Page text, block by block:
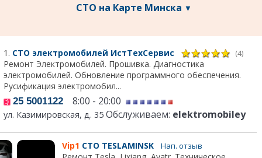
СТО на Карте Минска ▼
1. СТО электромобилей ИстТехСервис (4)
Ремонт Электромобилей. Прошивка. Диагностика
электромобилей. Обновление программного обеспечения.
Русификация электромобил...
25 5001122 8:00 - 20:00
ул. Казимировская, д. 35 Обслуживаем: elektromobiley
Vip1 СТО TESLAMINSK Нап. отзыв